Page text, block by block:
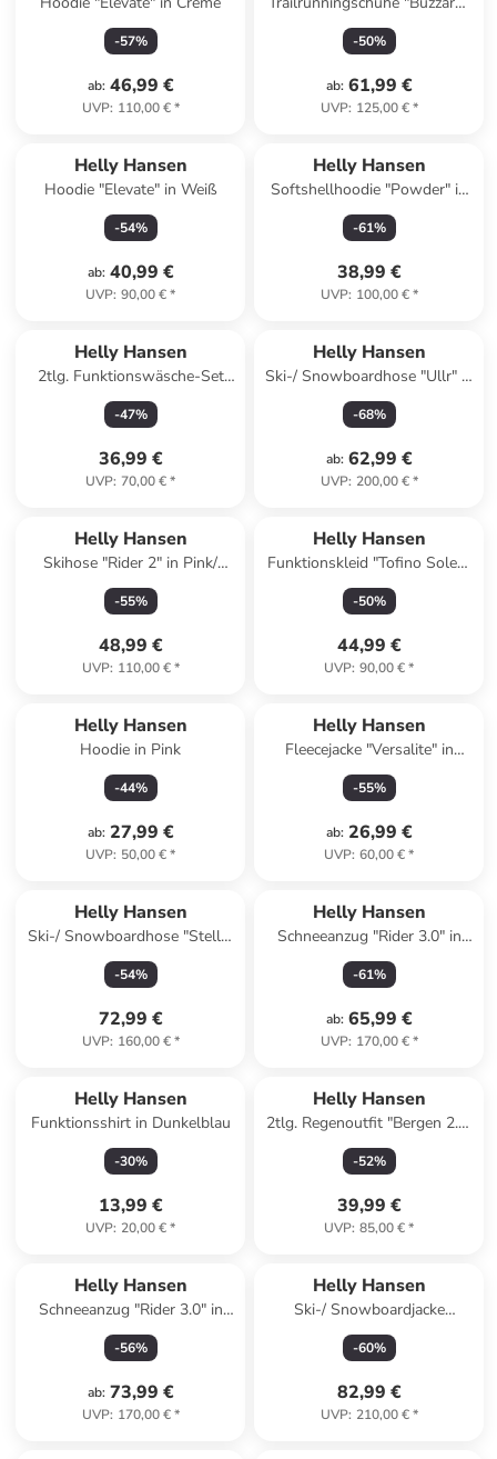
-57%
ab: 46,99 €
UVP: 110,00 €*
in Rot
-50%
ab: 61,99 €
UVP: 125,00 €*
Helly Hansen
Hoodie "Elevate" in Weiß
-54%
ab: 40,99 €
UVP: 90,00 €*
Helly Hansen
Softshellhoodie "Powder" in
Hellbraun
-61%
38,99 €
UVP: 100,00 €*
Helly Hansen
2tlg. Funktionswäsche-Set
"Lifa" in Pink/ Schwarz
-47%
36,99 €
UVP: 70,00 €*
Helly Hansen
Ski-/ Snowboardhose "Ullr" in
Grün
-68%
ab: 62,99 €
UVP: 200,00 €*
Helly Hansen
Skihose "Rider 2" in Pink/
Schwarz
-55%
48,99 €
UVP: 110,00 €*
Helly Hansen
Funktionskleid "Tofino Solen"
in Dunkelblau
-50%
44,99 €
UVP: 90,00 €*
Helly Hansen
Hoodie in Pink
-44%
ab: 27,99 €
UVP: 50,00 €*
Helly Hansen
Fleecejacke "Versalite" in
Türkis
-55%
ab: 26,99 €
UVP: 60,00 €*
Helly Hansen
Ski-/ Snowboardhose "Stellar
Bib" in Schwarz/ Khaki
-54%
72,99 €
UVP: 160,00 €*
Helly Hansen
Schneeanzug "Rider 3.0" in
Pink
-61%
ab: 65,99 €
UVP: 170,00 €*
Helly Hansen
Funktionsshirt in Dunkelblau
-30%
13,99 €
UVP: 20,00 €*
Helly Hansen
2tlg. Regenoutfit "Bergen 2.0"
in Beige
-52%
39,99 €
UVP: 85,00 €*
Helly Hansen
Schneeanzug "Rider 3.0" in
Beige/ Dunkelblau
-56%
ab: 73,99 €
UVP: 170,00 €*
Helly Hansen
Ski-/ Snowboardjacke
"Cyclone" in Blau/ Grün/
Orange
-60%
82,99 €
UVP: 210,00 €*